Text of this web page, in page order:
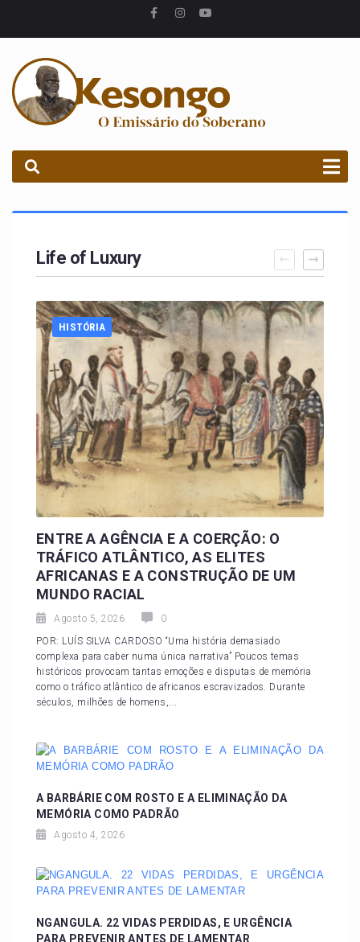
Life of Luxury
HISTÓRIA
ENTRE A AGÊNCIA E A COERÇÃO: O
TRÁFICO ATLÂNTICO, AS ELITES
AFRICANAS E A CONSTRUÇÃO DE UM
MUNDO RACIAL
Agosto 5, 2026
0
POR: LUÍS SILVA CARDOSO “Uma história demasiado
complexa para caber numa única narrativa” Poucos temas
históricos provocam tantas emoções e disputas de memória
como o tráfico atlântico de africanos escravizados. Durante
séculos, milhões de homens,...
A BARBÁRIE COM ROSTO E A ELIMINAÇÃO DA
MEMÓRIA COMO PADRÃO
Agosto 4, 2026
NGANGULA. 22 VIDAS PERDIDAS, E URGÊNCIA
PARA PREVENIR ANTES DE LAMENTAR